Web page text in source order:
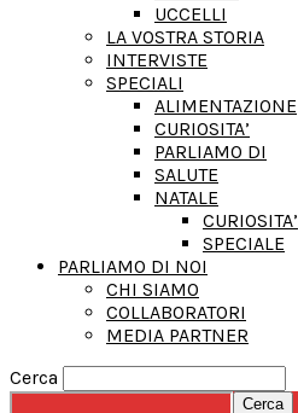
UCCELLI
LA VOSTRA STORIA
INTERVISTE
SPECIALI
ALIMENTAZIONE
CURIOSITA’
PARLIAMO DI
SALUTE
NATALE
CURIOSITA’
SPECIALE
PARLIAMO DI NOI
CHI SIAMO
COLLABORATORI
MEDIA PARTNER
Cerca